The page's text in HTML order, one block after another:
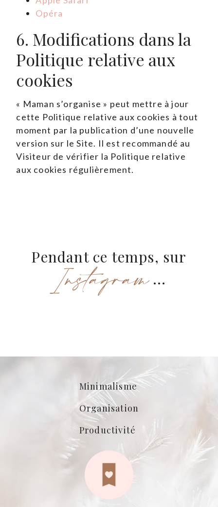
Opéra
6. Modifications dans la
Politique relative aux
cookies
« Maman s’organise » peut mettre à jour
cette Politique relative aux cookies à tout
moment par la publication d’une nouvelle
version sur le Site. Il est recommandé au
Visiteur de vérifier la Politique relative
aux cookies régulièrement.
Pendant ce temps, sur
Instagram...
Minimalisme
Organisation
Productivité